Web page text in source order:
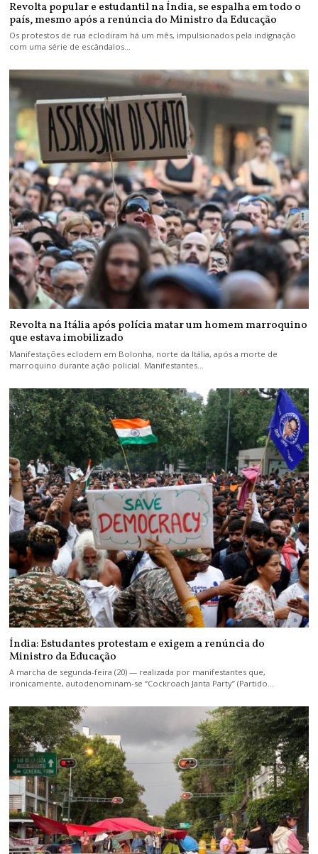
Revolta popular e estudantil na Índia, se espalha em todo o
país, mesmo após a renúncia do Ministro da Educação
Os protestos de rua eclodiram há um mês, impulsionados pela indignação
com uma série de escândalos…
Revolta na Itália após polícia matar um homem marroquino
que estava imobilizado
Manifestações eclodem em Bolonha, norte da Itália, após a morte de
marroquino durante ação policial. Manifestantes…
Índia: Estudantes protestam e exigem a renúncia do
Ministro da Educação
A marcha de segunda-feira (20) — realizada por manifestantes que,
ironicamente, autodenominam-se “Cockroach Janta Party” (Partido…